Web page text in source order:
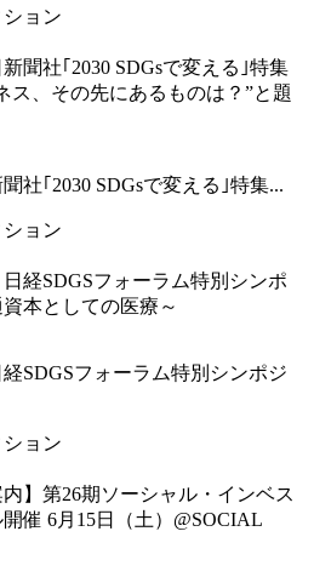
ョン
社｢2030 SDGsで変える｣特集...
ョン
経SDGSフォーラム特別シンポジ
ョン